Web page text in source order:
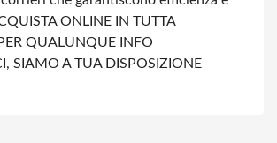
ONLINE IN TUTTA
PER QUALUNQUE INFO
SIAMO A TUA DISPOSIZIONE